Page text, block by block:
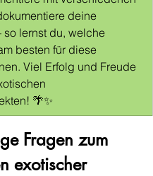
deine
so lernst du, welche
besten für diese
Viel Erfolg und Freude
🌴✨
Fragen zum
exotischer